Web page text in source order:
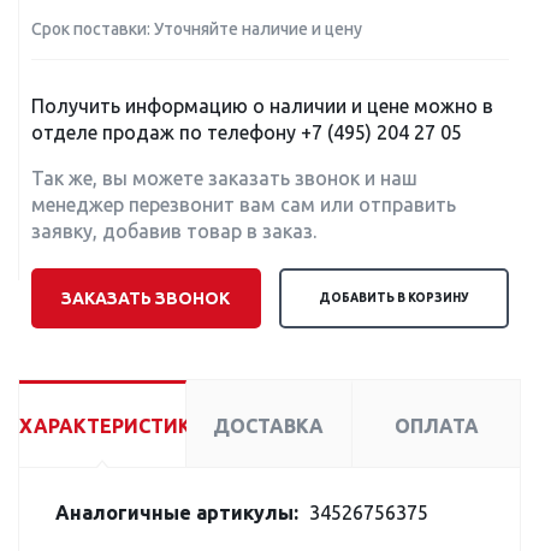
Срок поставки: Уточняйте наличие и цену
Получить информацию о наличии и цене можно в
отделе продаж по телефону +7 (495) 204 27 05
Так же, вы можете заказать звонок и наш
менеджер перезвонит вам сам или отправить
заявку, добавив товар в заказ.
ЗАКАЗАТЬ ЗВОНОК ДОБАВИТЬ В КОРЗИНУ
ХАРАКТЕРИСТИКИ ДОСТАВКА ОПЛАТА
Аналогичные артикулы: 34526756375